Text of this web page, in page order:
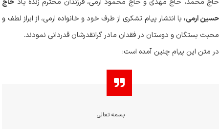
حسین ارمی، با انتشار پیام تشکری از طرف خود و خانواده ارمی، از ابراز لطف و
محبت بستگان و دوستان در فقدان مادر گرانقدرشان قدردانی نمودند.
در متن این پیام چنین آمده است:
بسمه تعالی